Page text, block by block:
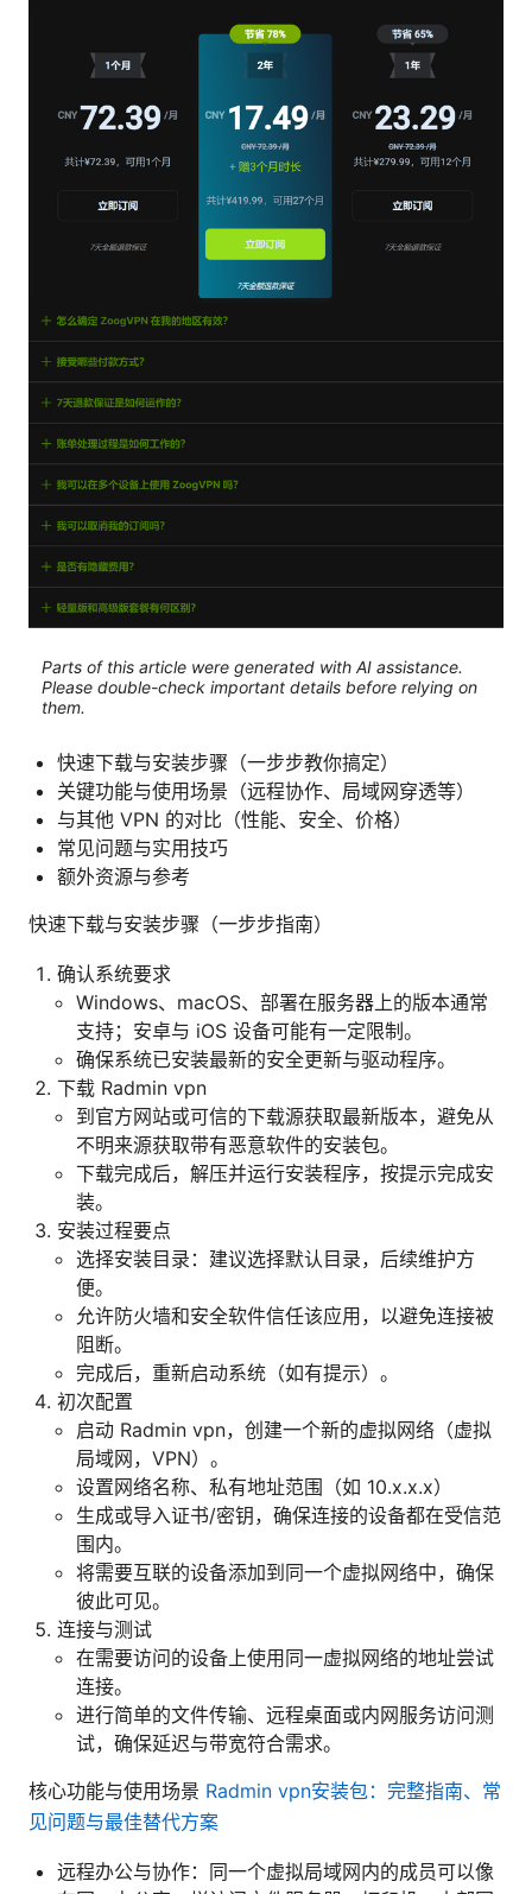
Parts of this article were generated with AI assistance.
Please double-check important details before relying on
them.
快速下载与安装步骤（一步步教你搞定）
关键功能与使用场景（远程协作、局域网穿透等）
与其他 VPN 的对比（性能、安全、价格）
常见问题与实用技巧
额外资源与参考
快速下载与安装步骤（一步步指南）
确认系统要求
Windows、macOS、部署在服务器上的版本通常
支持；安卓与 iOS 设备可能有一定限制。
确保系统已安装最新的安全更新与驱动程序。
下载 Radmin vpn
到官方网站或可信的下载源获取最新版本，避免从
不明来源获取带有恶意软件的安装包。
下载完成后，解压并运行安装程序，按提示完成安
装。
安装过程要点
选择安装目录：建议选择默认目录，后续维护方
便。
允许防火墙和安全软件信任该应用，以避免连接被
阻断。
完成后，重新启动系统（如有提示）。
初次配置
启动 Radmin vpn，创建一个新的虚拟网络（虚拟
局域网，VPN）。
设置网络名称、私有地址范围（如 10.x.x.x）
生成或导入证书/密钥，确保连接的设备都在受信范
围内。
将需要互联的设备添加到同一个虚拟网络中，确保
彼此可见。
连接与测试
在需要访问的设备上使用同一虚拟网络的地址尝试
连接。
进行简单的文件传输、远程桌面或内网服务访问测
试，确保延迟与带宽符合需求。
核心功能与使用场景 Radmin vpn安装包：完整指南、常
见问题与最佳替代方案
远程办公与协作：同一个虚拟局域网内的成员可以像